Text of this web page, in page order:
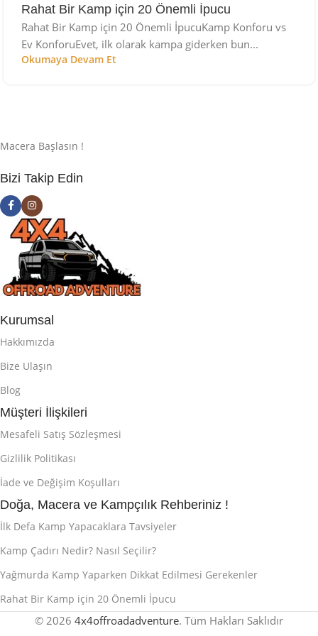
Rahat Bir Kamp için 20 Önemli İpucu
Rahat Bir Kamp için 20 Önemli İpucuKamp Konforu vs
Ev KonforuEvet, ilk olarak kampa giderken bun...
Okumaya Devam Et
Macera Başlasın !
Bizi Takip Edin
Kurumsal
Hakkımızda
Bize Ulaşın
Blog
Müşteri İlişkileri
Mesafeli Satış Sözleşmesi
Gizlilik Politikası
İade ve Değişim Koşulları
Doğa, Macera ve Kampçılık Rehberiniz !
İlk Defa Kamp Yapacaklara Tavsiyeler
Kamp Çadırı Nedir? Nasıl Seçilir?
Yağmurda Kamp Yaparken Dikkat Edilmesi Gerekenler
Rahat Bir Kamp için 20 Önemli İpucu
© 2026 4x4offroadadventure. Tüm Hakları Saklıdır